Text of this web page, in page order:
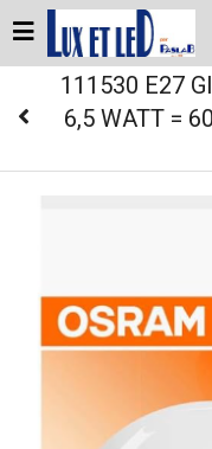
111530 E27
6,5 WATT =